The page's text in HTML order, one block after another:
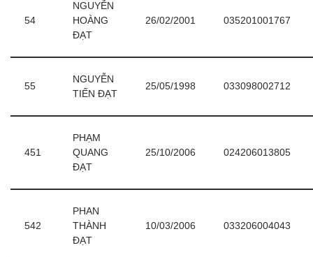
54
NGUYỄN
HOÀNG
ĐẠT
26/02/2001 035201001767
55
NGUYỄN
TIẾN ĐẠT
25/05/1998 033098002712
451
PHẠM
QUANG
ĐẠT
25/10/2006 024206013805
542
PHAN
THÀNH
ĐẠT
10/03/2006 033206004043